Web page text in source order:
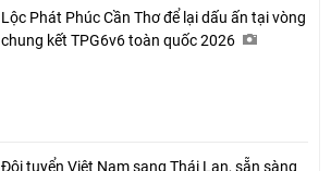
Lộc Phát Phúc Cần Thơ để lại dấu ấn tại vòng
chung kết TPG6v6 toàn quốc 2026
Đội tuyển Việt Nam sang Thái Lan, sẵn sàng